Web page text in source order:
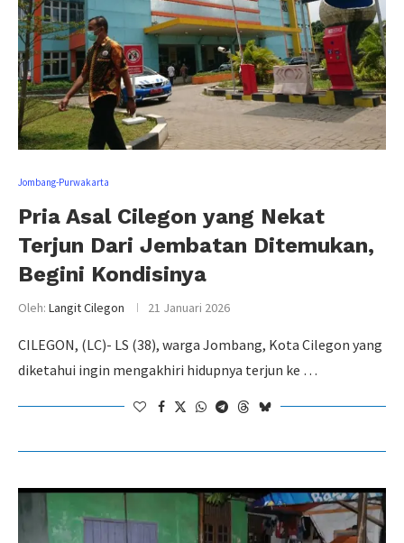
Jombang-Purwakarta
Pria Asal Cilegon yang Nekat
Terjun Dari Jembatan Ditemukan,
Begini Kondisinya
Oleh: Langit Cilegon 21 Januari 2026
CILEGON, (LC)- LS (38), warga Jombang, Kota Cilegon yang
diketahui ingin mengakhiri hidupnya terjun ke …